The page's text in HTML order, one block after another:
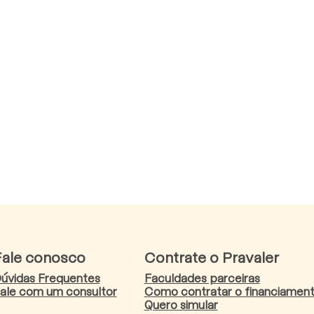
conosco
Frequentes
com um consultor
Contrate o Pravaler
Faculdades parceiras
Como contratar o
Quero simular